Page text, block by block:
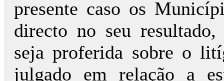
presente caso os
directo no seu resultado,
seja proferida sobre o
julgado em relação a